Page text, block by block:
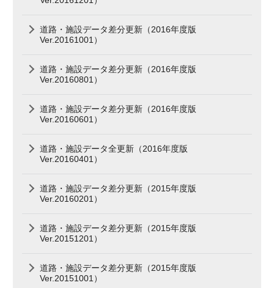
道路・施設データ差分更新（2016年度版
Ver.20161001）
道路・施設データ差分更新（2016年度版
Ver.20160801）
道路・施設データ差分更新（2016年度版
Ver.20160601）
道路・施設データ全更新（2016年度版
Ver.20160401）
道路・施設データ差分更新（2015年度版
Ver.20160201）
道路・施設データ差分更新（2015年度版
Ver.20151201）
道路・施設データ差分更新（2015年度版
Ver.20151001）